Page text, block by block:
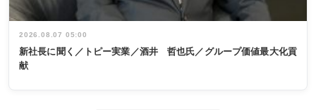
2026.08.07 05:00
新社長に聞く／トピー実業／酒井 哲也氏／グループ価値最大化貢
献